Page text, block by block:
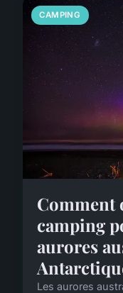
CAMPING
Comment
camping
aurores
Les aurores